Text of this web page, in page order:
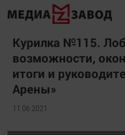
Новости
Экономика
Происшествия
Общество
Политика
Курилка №115.
возможности,
итоги и
Арены»
11.06.2021